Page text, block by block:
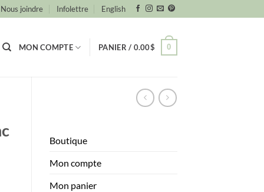
Nous joindre Infolettre English
MON COMPTE PANIER / 0.00$ 0
Boutique
Mon compte
Mon panier